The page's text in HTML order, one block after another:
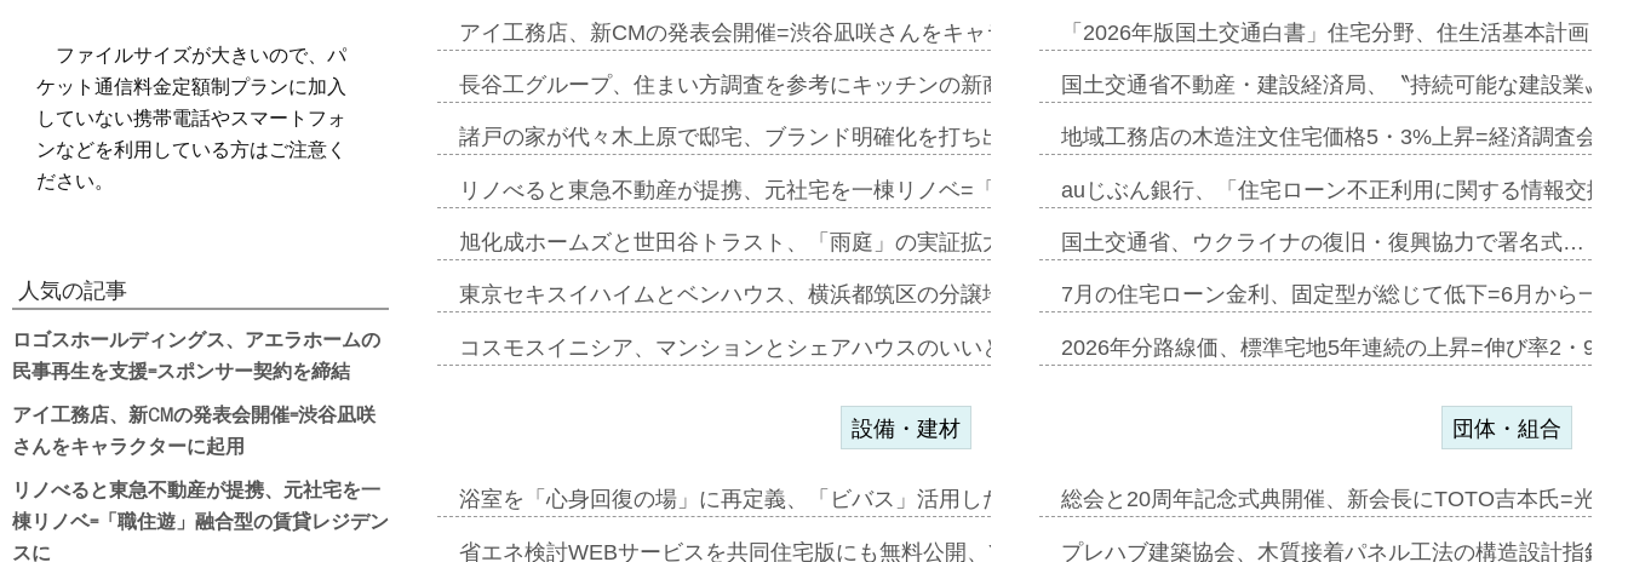
アイ工務店、新CMの発表会開催=渋谷凪咲さんをキャラクターに起用…
長谷工グループ、住まい方調査を参考にキッチンの新商品=「ファミーレキ…
諸戸の家が代々木上原で邸宅、ブランド明確化を打ち出す=年内にも城南エ…
リノべると東急不動産が提携、元社宅を一棟リノベ=「職住遊」融合型の賃…
旭化成ホームズと世田谷トラスト、「雨庭」の実証拡大へ=ガーデンカフェ…
東京セキスイハイムとベンハウス、横浜都筑区の分譲地開発で初協業=お互…
コスモスイニシア、マンションとシェアハウスのいいとこどりのコリビング…
「2026年版国土交通白書」住宅分野、住生活基本計画
国土交通省不動産・建設経済局、〝持続可能な建設業〟
地域工務店の木造注文住宅価格5・3%上昇=経済調査会
auじぶん銀行、「住宅ローン不正利用に関する情報交換
国土交通省、ウクライナの復旧・復興協力で署名式…
7月の住宅ローン金利、固定型が総じて低下=6月から一
2026年分路線価、標準宅地5年連続の上昇=伸び率2・
設備・建材
浴室を「心身回復の場」に再定義、「ビバス」活用した新入浴法を提案=P…
省エネ検討WEBサービスを共同住宅版にも無料公開、YKKAPとワンビ…
団体・組合
総会と20周年記念式典開催、新会長にTOTO吉本氏=光
プレハブ建築協会、木質接着パネル工法の構造設計指針
ファイルサイズが大きいので、パ
ケット通信料金定額制プランに加入
していない携帯電話やスマートフォ
ンなどを利用している方はご注意く
ださい。
人気の記事
ロゴスホールディングス、アエラホームの
民事再生を支援=スポンサー契約を締結
アイ工務店、新CMの発表会開催=渋谷凪咲
さんをキャラクターに起用
リノべると東急不動産が提携、元社宅を一
棟リノベ=「職住遊」融合型の賃貸レジデン
スに